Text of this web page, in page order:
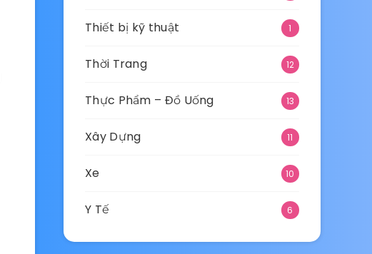
Thiết bị kỹ thuật 1
Thời Trang 12
Thực Phẩm – Đồ Uống 13
Xây Dựng 11
Xe 10
Y Tế 6